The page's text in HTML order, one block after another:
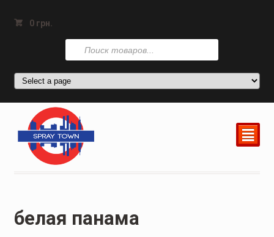
0 грн.
Поиск
товаров
²
белая панама